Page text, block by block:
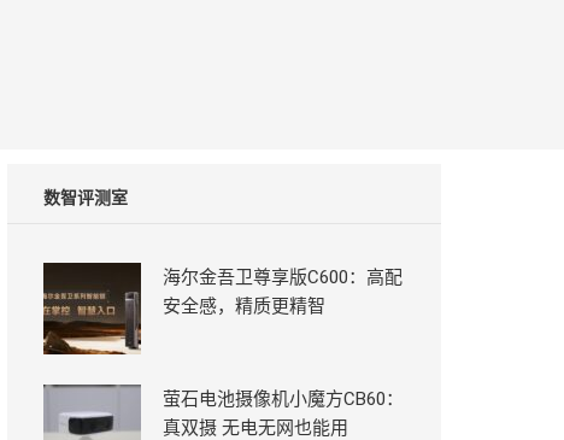
数智评测室
海尔金吾卫尊享版C600：高配
安全感，精质更精智
萤石电池摄像机小魔方CB60：
真双摄 无电无网也能用